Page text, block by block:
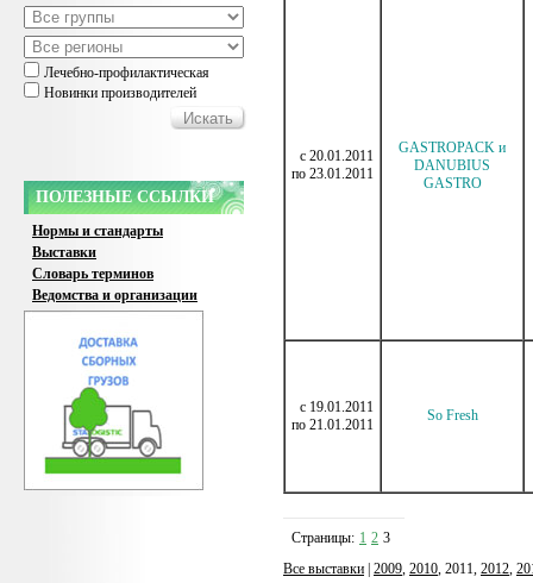
Лечебно-профилактическая
Новинки производителей
ПОЛЕЗНЫЕ ССЫЛКИ
Нормы и стандарты
Выставки
Словарь терминов
Ведомства и организации
c 20.01.2011
по 23.01.2011
GASTROPACK и
DANUBIUS
GASTRO
c 19.01.2011
по 21.01.2011
So Fresh
Страницы: 1 2 3
Все выставки 2009, 2010, 2011, 2012,